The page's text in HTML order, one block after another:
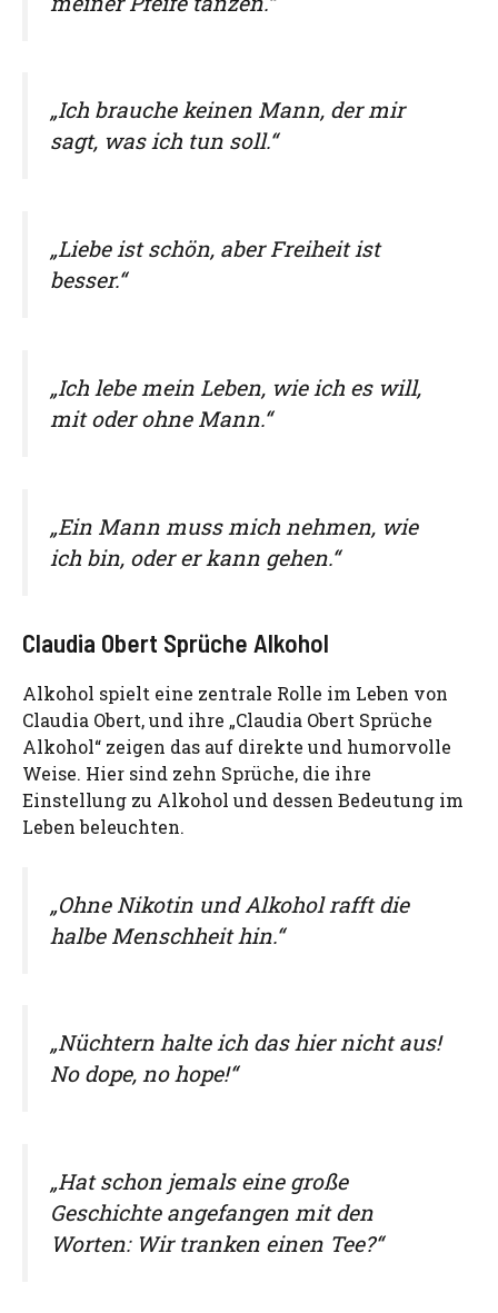
„Ich brauche keinen Mann, der mir
sagt, was ich tun soll.“
„Liebe ist schön, aber Freiheit ist
besser.“
„Ich lebe mein Leben, wie ich es will,
mit oder ohne Mann.“
„Ein Mann muss mich nehmen, wie
ich bin, oder er kann gehen.“
Claudia Obert Sprüche Alkohol
Alkohol spielt eine zentrale Rolle im Leben von
Claudia Obert, und ihre „Claudia Obert Sprüche
Alkohol“ zeigen das auf direkte und humorvolle
Weise. Hier sind zehn Sprüche, die ihre
Einstellung zu Alkohol und dessen Bedeutung im
Leben beleuchten.
„Ohne Nikotin und Alkohol rafft die
halbe Menschheit hin.“
„Nüchtern halte ich das hier nicht aus!
No dope, no hope!“
„Hat schon jemals eine große
Geschichte angefangen mit den
Worten: Wir tranken einen Tee?“